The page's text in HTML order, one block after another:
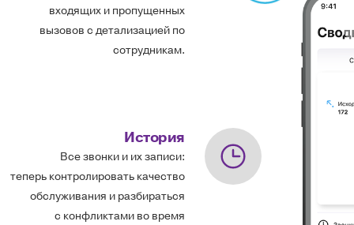
входящих и пропущенных
вызовов с детализацией по
сотрудникам.
История
Все звонки и их записи:
теперь контролировать качество
обслуживания и разбираться
с конфликтами во время